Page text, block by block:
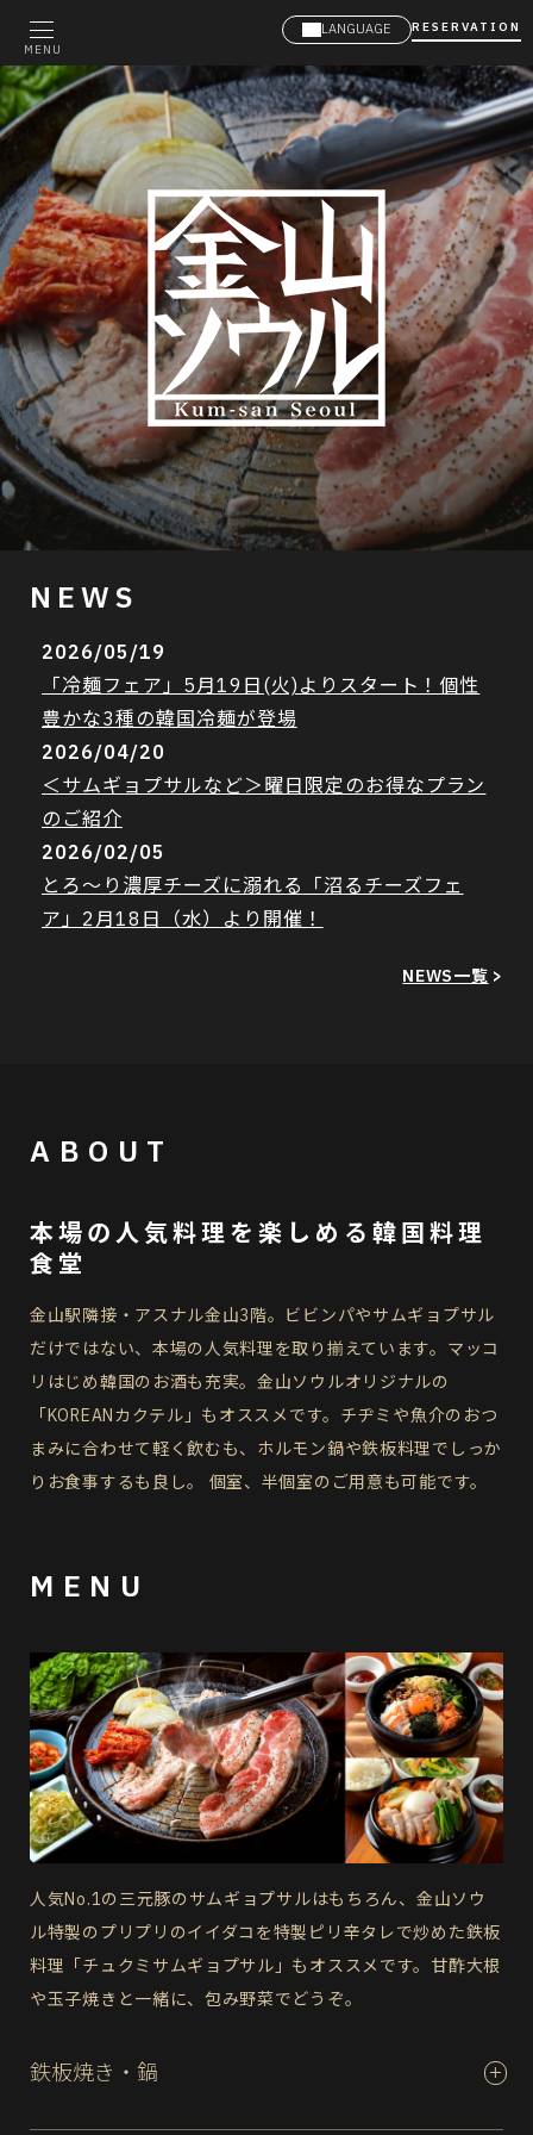
MENU
LANGUAGE RESERVATION
NEWS
2026/05/19
「冷麺フェア」5月19日(火)よりスタート！個性
豊かな3種の韓国冷麺が登場
2026/04/20
＜サムギョプサルなど＞曜日限定のお得なプラン
のご紹介
2026/02/05
とろ～り濃厚チーズに溺れる「沼るチーズフェ
ア」2月18日（水）より開催！
NEWS一覧 >
ABOUT
本場の人気料理を楽しめる韓国料理
食堂
金山駅隣接・アスナル金山3階。ビビンパやサムギョプサル
だけではない、本場の人気料理を取り揃えています。マッコ
リはじめ韓国のお酒も充実。金山ソウルオリジナルの
「KOREANカクテル」もオススメです。チヂミや魚介のおつ
まみに合わせて軽く飲むも、ホルモン鍋や鉄板料理でしっか
りお食事するも良し。 個室、半個室のご用意も可能です。
MENU
人気No.1の三元豚のサムギョプサルはもちろん、金山ソウ
ル特製のプリプリのイイダコを特製ピリ辛タレで炒めた鉄板
料理「チュクミサムギョプサル」もオススメです。甘酢大根
や玉子焼きと一緒に、包み野菜でどうぞ。
鉄板焼き・鍋